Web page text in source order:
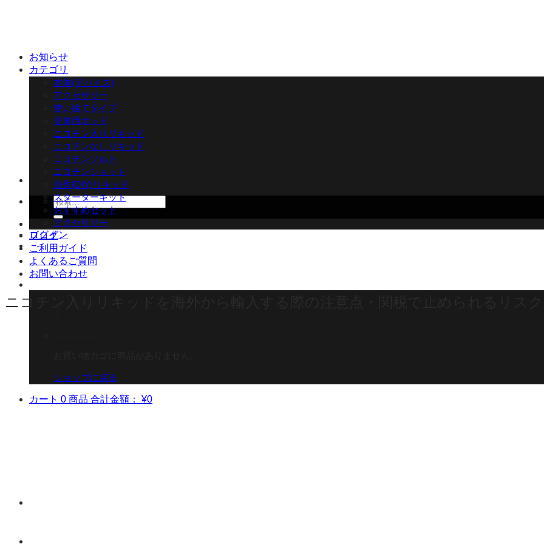
検
索
対
象:
ログイン
ショップに戻る
カート 0 商品 合計金額： ¥0
お知らせ
カテゴリ
本体(デバイス)
アクセサリー
使い捨てタイプ
交換用ポッド
ニコチン入りリキッド
ニコチンなしリキッド
ニコチンソルト
ニコチンショット
自作(DIY)リキッド
スターターキット
おすすめセット
アクセサリー
ブログ
ご利用ガイド
よくあるご質問
お問い合わせ
ニコチン入りリキッドを海外から輸入する際の注意点・関税で止められるリス